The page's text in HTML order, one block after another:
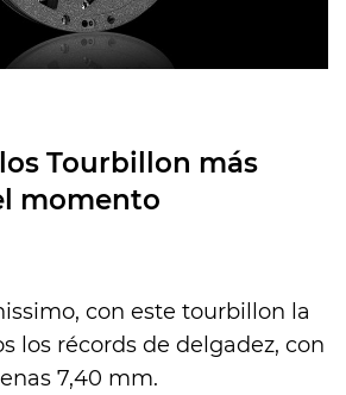
Tourbillon más
momento
con este tourbillon la
los récords de delgadez, con
7,40 mm.